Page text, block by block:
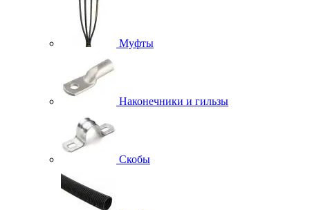
Муфты
Наконечники и гильзы
Скобы